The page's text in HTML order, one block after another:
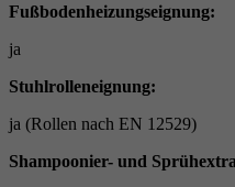
Fußbodenheizungseignung:
ja
Stuhlrolleneignung:
ja (Rollen nach EN 12529)
Shampoonier- und